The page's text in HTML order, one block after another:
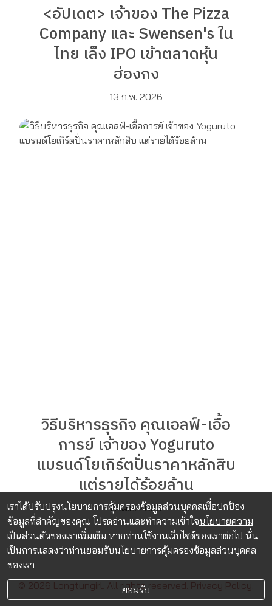
<อัปเดต> เจ้าของ The Pizza
Company และ Swensen's ใน
ไทย เล็ง IPO เข้าตลาดหุ้น
ฮ่องกง
13 ก.พ. 2026
วิธีบริหารธุรกิจ คุณเอลฟ์-เอื้อ
การย์ เจ้าของ Yoguruto
แบรนด์โยเกิร์ตปั่นราคาหลักสิบ
แต่รายได้ร้อยล้าน
8 เม.ย. 2026
© 2026 Longtungirl. All rights reserved. Privacy Policy.
เราได้ปรับปรุงนโยบายการคุ้มครองข้อมูลส่วนบุคคลเพื่อปกป้อง
ข้อมูลที่สำคัญของคุณ โปรดอ่านและทำความเข้าใจนโยบายความ
เป็นส่วนตัวของเราเพิ่มเติม หากท่านใช้งานเว็บไซต์ของเราต่อไป นั่น
เป็นการแสดงว่าท่านยอมรับนโยบายการคุ้มครองข้อมูลส่วนบุคคล
ของเรา
ยอมรับ